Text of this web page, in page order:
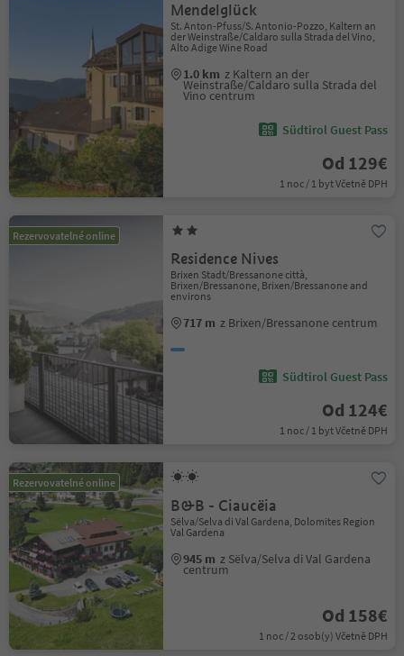
Mendelglück
St. Anton-Pfuss/S. Antonio-Pozzo, Kaltern an
der Weinstraße/Caldaro sulla Strada del Vino,
Alto Adige Wine Road
1.0 km z Kaltern an der
Weinstraße/Caldaro sulla Strada del
Vino centrum
Südtirol Guest Pass
Od 129€
1 noc / 1 byt Včetně DPH
Rezervovatelné online
Residence Nives
Brixen Stadt/Bressanone città,
Brixen/Bressanone, Brixen/Bressanone and
environs
717 m z Brixen/Bressanone centrum
Südtirol Guest Pass
Od 124€
1 noc / 1 byt Včetně DPH
Rezervovatelné online
B&B - Ciaucëia
Sëlva/Selva di Val Gardena, Dolomites Region
Val Gardena
945 m z Sëlva/Selva di Val Gardena
centrum
Od 158€
1 noc / 2 osob(y) Včetně DPH